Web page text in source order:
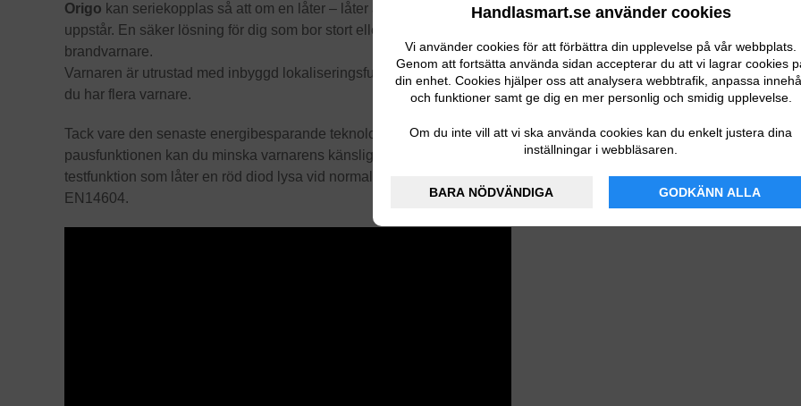
Handlasmart.se använder cookies
Vi använder cookies för att förbättra din upplevelse på vår webbplats.
Genom att fortsätta använda sidan accepterar du att vi lagrar cookies
din enhet. Cookies hjälper oss att analysera webbtrafik, anpassa
och funktioner samt ge dig en mer personlig och smidig upplevelse.
Om du inte vill att vi ska använda cookies kan du enkelt justera dina
inställningar i webbläsaren.
BARA NÖDVÄNDIGA GODKÄNN ALLA
Origo kan seriekopplas så att om en låter – låter alla. Detta gör så att du kan varnas tidigt var än branden
uppstår. En säker lösning för dig som bor stort eller i flera våningar. Du kan koppla samman upp till 30
brandvarnare.
Varnaren är utrustad med inbyggd lokaliseringsfunktion som låter dig veta exakt var det börjat brinna, även om
du har flera varnare.
Tack vare den senaste energibesparande teknologin, kan två AA-batterier hålla i upp till ett helt år. Med hjälp av
pausfunktionen kan du minska varnarens känslighet under en stund, för att undvika falskt alarm. Den har också
testfunktion som låter en röd diod lysa vid normal funktion. Brandvarnaren har europeisk standardmärkning SS-
EN14604.